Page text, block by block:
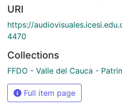
URI
https://
4470
Collections
FFDO - Valle del Cauca -
Full item page